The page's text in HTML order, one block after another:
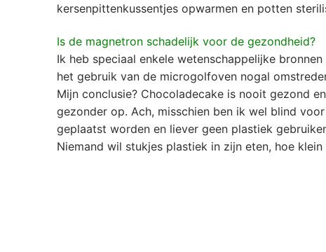
kersenpittenkussentjes opwarmen en potten
Is de magnetron schadelijk voor de gezondheid?
Ik heb speciaal enkele wetenschappelijke
het gebruik van de microgolfoven nogal
Mijn conclusie? Chocoladecake is nooit gezond
gezonder op. Ach, misschien ben ik wel blind
geplaatst worden en liever geen plastiek
Niemand wil stukjes plastiek in zijn eten, hoe